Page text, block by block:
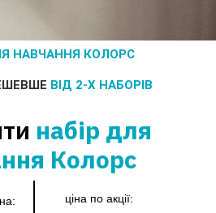
НАВЧАННЯ КОЛОРС
ВІД 2-Х НАБОРІВ
набір для
Колорс
ціна по акції: